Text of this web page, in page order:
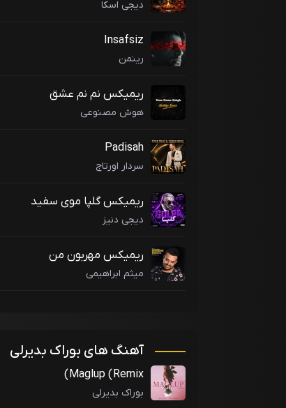
دیجی اسکا
Insafsiz
رینمن
ریمیکس نم نم عشق
هوش مصنوعی
Padisah
سردار اورتاج
ریمیکس گلپا موی سفید
دیجی دنیز
ریمیکس مهربون من
میثم ابراهیمی
آهنگ های بوراک بدیرلی
Maglup (Remix)
بوراک بدیرلی